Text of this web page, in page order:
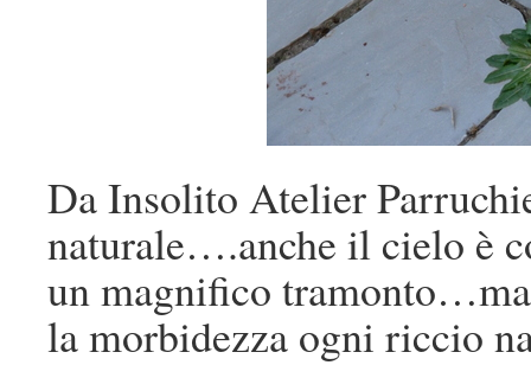
Da Insolito Atelier
naturale….anche il cielo è
un magnifico tramonto…ma
la morbidezza ogni riccio